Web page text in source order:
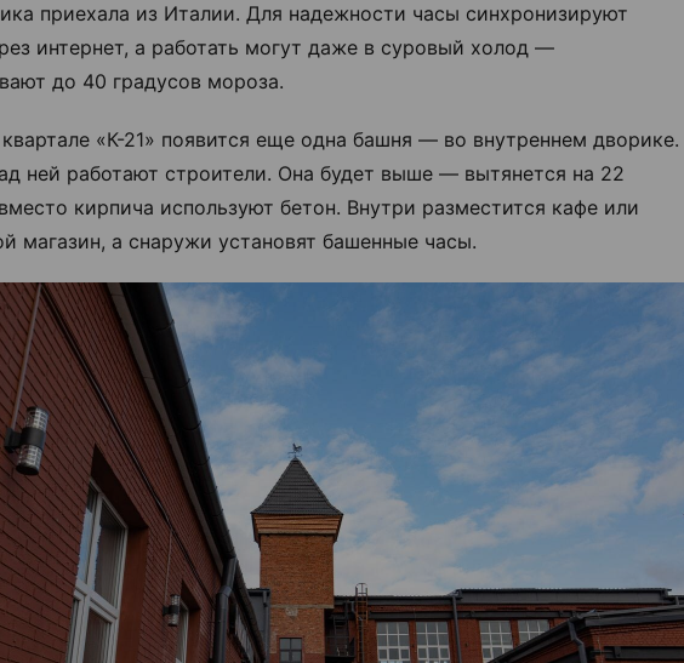
приехала из Италии. Для надежности часы синхронизируют
интернет, а работать могут даже в суровый холод —
до 40 градусов мороза.
«К-21» появится еще одна башня — во внутреннем дворике.
ней работают строители. Она будет выше — вытянется на 22
кирпича используют бетон. Внутри разместится кафе или
магазин, а снаружи установят башенные часы.